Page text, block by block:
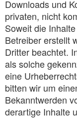
Downloads und
privaten, nicht
Soweit die
Betreiber erstellt
Dritter beachtet.
als solche
eine
bitten wir um
Bekanntwerden
derartige Inhalte